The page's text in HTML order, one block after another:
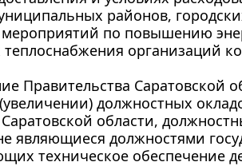
районов,
по повышению
теплоснабжения организаций
Правительства Саратовской
должностных
области,
являющиеся должностями
техническое обеспечение